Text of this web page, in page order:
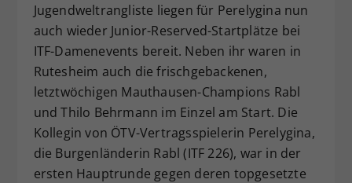
Jugendweltrangliste liegen für Perelygina nun
auch wieder Junior-Reserved-Startplätze bei
ITF-Damenevents bereit. Neben ihr waren in
Rutesheim auch die frischgebackenen,
letztwöchigen Mauthausen-Champions Rabl
und Thilo Behrmann im Einzel am Start. Die
Kollegin von ÖTV-Vertragsspielerin Perelygina,
die Burgenländerin Rabl (ITF 226), war in der
ersten Hauptrunde gegen deren topgesetzte